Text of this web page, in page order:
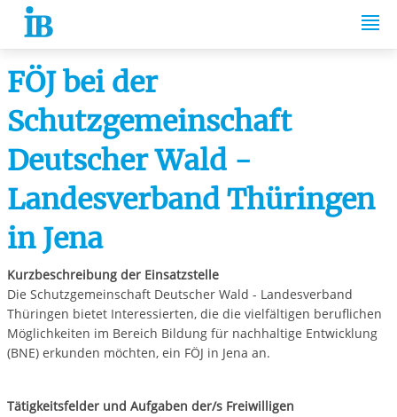
Springe zum Inhalt
FÖJ bei der
Schutzgemeinschaft
Deutscher Wald -
Landesverband Thüringen
in Jena
Kurzbeschreibung der Einsatzstelle
Die Schutzgemeinschaft Deutscher Wald - Landesverband
Thüringen bietet Interessierten, die die vielfältigen beruflichen
Möglichkeiten im Bereich Bildung für nachhaltige Entwicklung
(BNE) erkunden möchten, ein FÖJ in Jena an.
Tätigkeitsfelder und Aufgaben der/s Freiwilligen